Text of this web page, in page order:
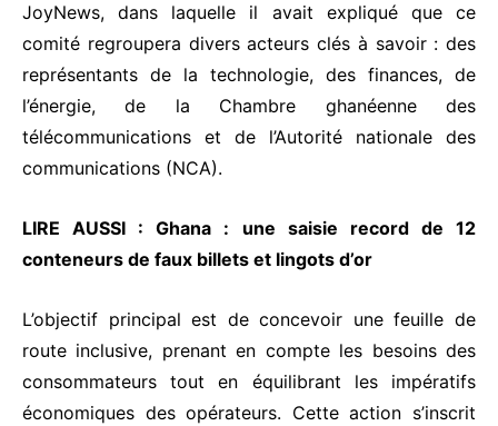
JoyNews, dans laquelle il avait expliqué que ce
comité regroupera divers acteurs clés à savoir : des
représentants de la technologie, des finances, de
l’énergie, de la Chambre ghanéenne des
télécommunications et de l’Autorité nationale des
communications (NCA).
LIRE AUSSI :Ghana : une saisie record de 12
conteneurs de faux billets et lingots d’or
L’objectif principal est de concevoir une feuille de
route inclusive, prenant en compte les besoins des
consommateurs tout en équilibrant les impératifs
économiques des opérateurs. Cette action s’inscrit